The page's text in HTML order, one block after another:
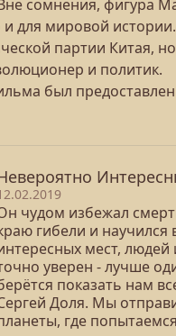
сомнения, фигура
и для мировой
партии Китая,
и политик.
был
чудом избежал
гибели и
мест,
уверен - лучше
показать нам
Доля. Мы
где